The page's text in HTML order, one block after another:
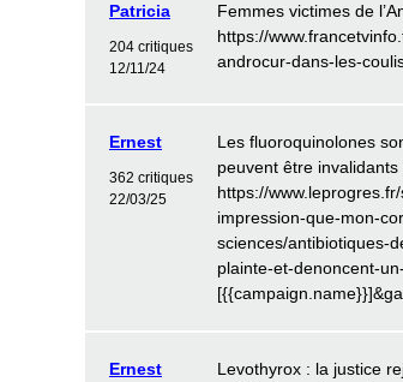
Patricia
204 critiques
12/11/24
Femmes victimes de
https://
androcur-dans-les-
Ernest
362 critiques
22/03/25
Les fluoroquinolones
peuvent être invalidants
https://
impression-que-mon-
sciences/antibiotiques-
plainte-et-denoncent-
Ernest
Levothyrox : la justice